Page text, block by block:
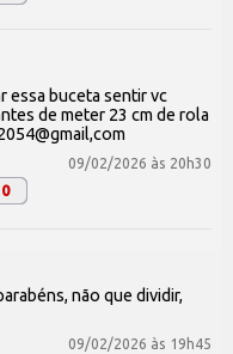
essa buceta sentir vc
de meter 23 cm de rola
09/02/2026 às 20h30
0
não que dividir,
09/02/2026 às 19h45